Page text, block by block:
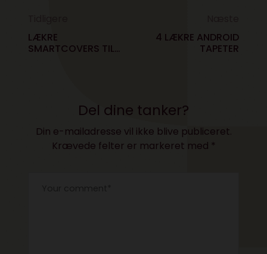
LÆKRE
SMARTCOVERS TIL
4 LÆKRE ANDROID
TAPETER
Del dine tanker?
Din e-mailadresse vil ikke blive publiceret.
Krævede felter er markeret med *